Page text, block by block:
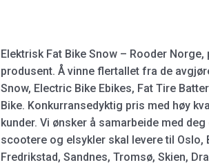
Elektrisk Fat Bike Snow – Rooder
produsent. Å vinne flertallet fra de
Snow, Electric Bike Ebikes, Fat Tire
Bike. Konkurransedyktig pris med høy
kunder. Vi ønsker å samarbeide med
scootere og elsykler skal levere til Oslo,
Fredrikstad, Sandnes, Tromsø, Skien,